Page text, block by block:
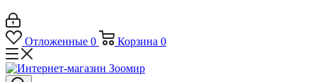
Отложенные 0 Корзина 0